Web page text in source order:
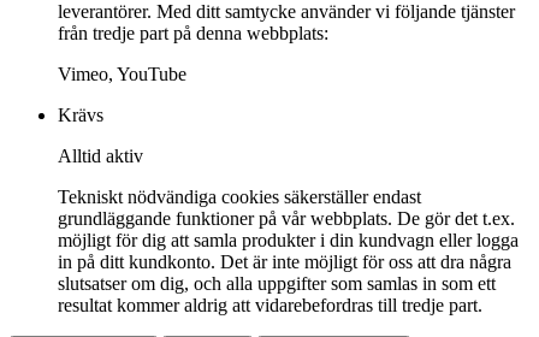
leverantörer. Med ditt samtycke använder vi följande tjänster
från tredje part på denna webbplats:
Vimeo, YouTube
Krävs
Alltid aktiv
Tekniskt nödvändiga cookies säkerställer endast
grundläggande funktioner på vår webbplats. De gör det t.ex.
möjligt för dig att samla produkter i din kundvagn eller logga
in på ditt kundkonto. Det är inte möjligt för oss att dra några
slutsatser om dig, och alla uppgifter som samlas in som ett
resultat kommer aldrig att vidarebefordras till tredje part.